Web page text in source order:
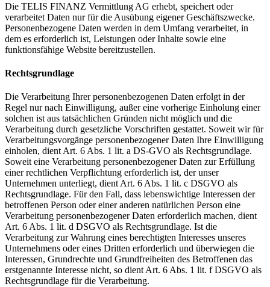
Die TELIS FINANZ Vermittlung AG erhebt, speichert oder
verarbeitet Daten nur für die Ausübung eigener Geschäftszwecke.
Personenbezogene Daten werden in dem Umfang verarbeitet, in
dem es erforderlich ist, Leistungen oder Inhalte sowie eine
funktionsfähige Website bereitzustellen.
Rechtsgrundlage
Die Verarbeitung Ihrer personenbezogenen Daten erfolgt in der
Regel nur nach Einwilligung, außer eine vorherige Einholung einer
solchen ist aus tatsächlichen Gründen nicht möglich und die
Verarbeitung durch gesetzliche Vorschriften gestattet. Soweit wir für
Verarbeitungsvorgänge personenbezogener Daten Ihre Einwilligung
einholen, dient Art. 6 Abs. 1 lit. a DS-GVO als Rechtsgrundlage.
Soweit eine Verarbeitung personenbezogener Daten zur Erfüllung
einer rechtlichen Verpflichtung erforderlich ist, der unser
Unternehmen unterliegt, dient Art. 6 Abs. 1 lit. c DSGVO als
Rechtsgrundlage. Für den Fall, dass lebenswichtige Interessen der
betroffenen Person oder einer anderen natürlichen Person eine
Verarbeitung personenbezogener Daten erforderlich machen, dient
Art. 6 Abs. 1 lit. d DSGVO als Rechtsgrundlage. Ist die
Verarbeitung zur Wahrung eines berechtigten Interesses unseres
Unternehmens oder eines Dritten erforderlich und überwiegen die
Interessen, Grundrechte und Grundfreiheiten des Betroffenen das
erstgenannte Interesse nicht, so dient Art. 6 Abs. 1 lit. f DSGVO als
Rechtsgrundlage für die Verarbeitung.